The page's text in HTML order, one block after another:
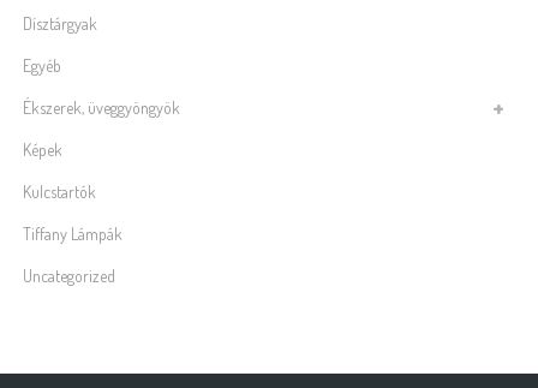
Dísztárgyak
Egyéb
Ékszerek, üveggyöngyök
Képek
Kulcstartók
Tiffany Lámpák
Uncategorized